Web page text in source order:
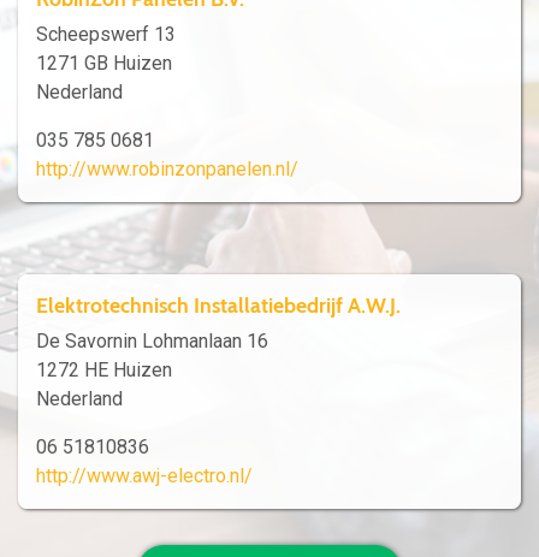
Scheepswerf 13
1271 GB Huizen
Nederland
035 785 0681
http://www.robinzonpanelen.nl/
Elektrotechnisch Installatiebedrijf A.W.J.
De Savornin Lohmanlaan 16
1272 HE Huizen
Nederland
06 51810836
http://www.awj-electro.nl/